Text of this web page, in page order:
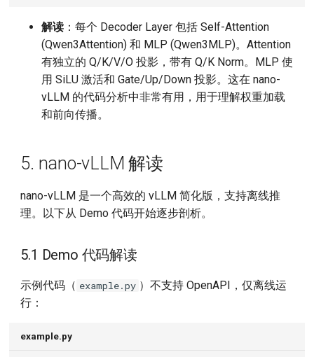
解读 ：每个 Decoder Layer 包括 Self-Attention
(Qwen3Attention) 和 MLP (Qwen3MLP)。Attention
有独立的 Q/K/V/O 投影，带有 Q/K Norm。MLP 使
用 SiLU 激活和 Gate/Up/Down 投影。这在 nano-
vLLM 的代码分析中非常有用，用于理解权重加载
和前向传播。
5. nano-vLLM 解读
nano-vLLM 是一个高效的 vLLM 简化版，支持离线推
理。以下从 Demo 代码开始逐步剖析。
5.1 Demo 代码解读
示例代码（ example.py ）不支持 OpenAPI，仅离线运
行：
example.py